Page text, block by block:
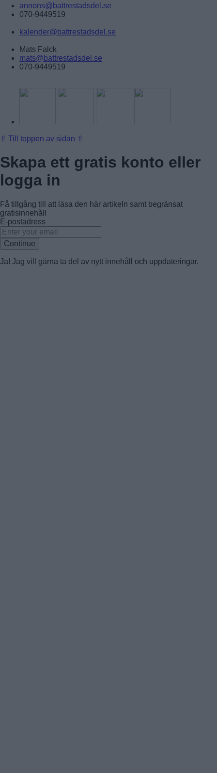
annons@battrestadsdel.se
070-9449519
kalender@battrestadsdel.se
Mats Falck
mats@battrestadsdel.se
070-9449519
⇧ Till toppen av sidan ⇧
Skapa ett gratis konto eller
logga in
Få tillgång till att läsa den här artikeln samt begränsat
gratisinnehåll
E-postadress
Continue
Ja! Jag vill gärna ta del av nytt innehåll och uppdateringar.